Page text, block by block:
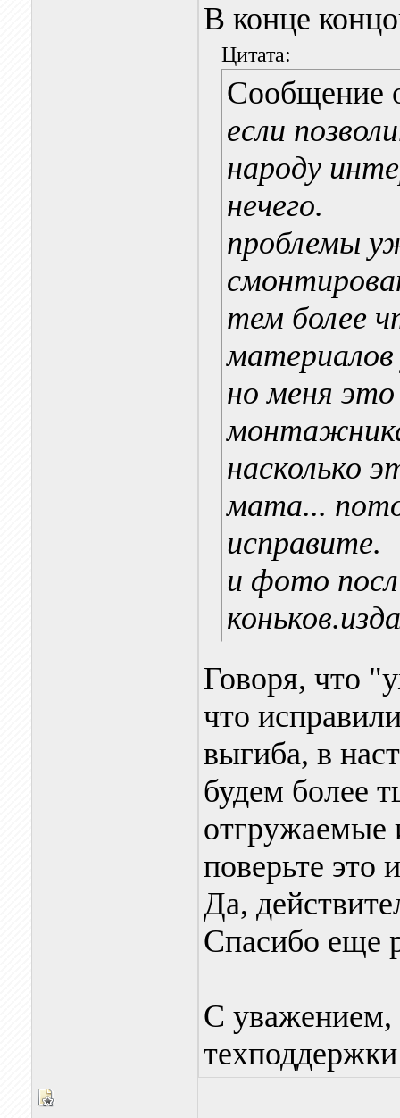
В конце
Цитата:
Сообщение
если
народу
нечего.
проблемы
тем более
материалов
но меня это
насколько
мата...
исправите.
и фото
Говоря, что
что
выгиба, в
будем более
отгружаемые
поверьте это
Да,
Спасибо еще
С уважением,